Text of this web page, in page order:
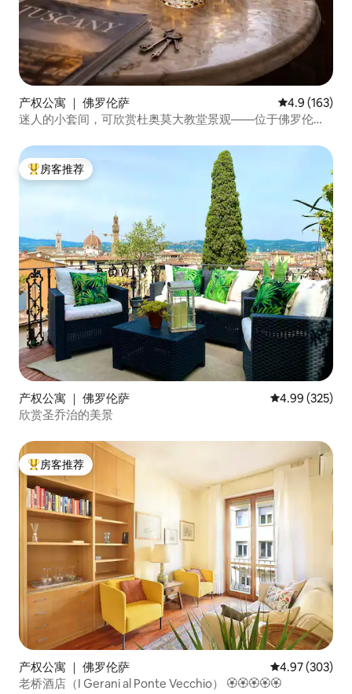
产权公寓 ｜ 佛罗伦萨 平均评分 4.9
4.9 (163)
迷人的小套间，可欣赏杜奥莫大教堂景观——位于佛罗伦萨
热门「房客推荐」
房客推荐
产权公寓 ｜ 佛罗伦萨 平均评分 4.99
4.99 (325)
欣赏圣乔治的美景
热门「房客推荐」
房客推荐
产权公寓 ｜ 佛罗伦萨 平均评分 4.97
4.97 (303)
老桥酒店（I Gerani al Ponte Vecchio） 🏵🏵🏵🏵🏵